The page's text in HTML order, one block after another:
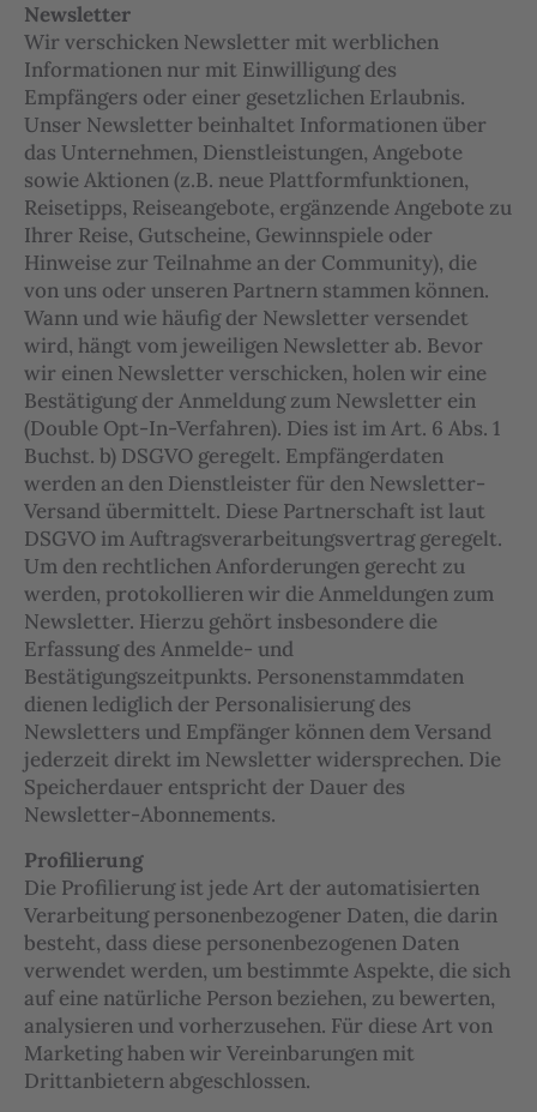
Newsletter
Wir verschicken Newsletter mit werblichen
Informationen nur mit Einwilligung des
Empfängers oder einer gesetzlichen Erlaubnis.
Unser Newsletter beinhaltet Informationen über
das Unternehmen, Dienstleistungen, Angebote
sowie Aktionen (z.B. neue Plattformfunktionen,
Reisetipps, Reiseangebote, ergänzende Angebote zu
Ihrer Reise, Gutscheine, Gewinnspiele oder
Hinweise zur Teilnahme an der Community), die
von uns oder unseren Partnern stammen können.
Wann und wie häufig der Newsletter versendet
wird, hängt vom jeweiligen Newsletter ab. Bevor
wir einen Newsletter verschicken, holen wir eine
Bestätigung der Anmeldung zum Newsletter ein
(Double Opt-In-Verfahren). Dies ist im Art. 6 Abs. 1
Buchst. b) DSGVO geregelt. Empfängerdaten
werden an den Dienstleister für den Newsletter-
Versand übermittelt. Diese Partnerschaft ist laut
DSGVO im Auftragsverarbeitungsvertrag geregelt.
Um den rechtlichen Anforderungen gerecht zu
werden, protokollieren wir die Anmeldungen zum
Newsletter. Hierzu gehört insbesondere die
Erfassung des Anmelde- und
Bestätigungszeitpunkts. Personenstammdaten
dienen lediglich der Personalisierung des
Newsletters und Empfänger können dem Versand
jederzeit direkt im Newsletter widersprechen. Die
Speicherdauer entspricht der Dauer des
Newsletter-Abonnements.
Profilierung
Die Profilierung ist jede Art der automatisierten
Verarbeitung personenbezogener Daten, die darin
besteht, dass diese personenbezogenen Daten
verwendet werden, um bestimmte Aspekte, die sich
auf eine natürliche Person beziehen, zu bewerten,
analysieren und vorherzusehen. Für diese Art von
Marketing haben wir Vereinbarungen mit
Drittanbietern abgeschlossen.